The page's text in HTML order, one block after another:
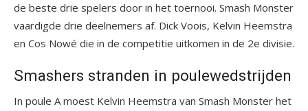
de beste drie spelers door in het toernooi. Smash Monster
vaardigde drie deelnemers af. Dick Voois, Kelvin Heemstra
en Cos Nowé die in de competitie uitkomen in de 2e divisie.
Smashers stranden in poulewedstrijden
In poule A moest Kelvin Heemstra van Smash Monster het